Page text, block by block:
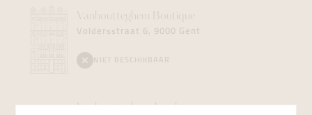
Vanhoutteghem Boutique
Voldersstraat 6, 9000 Gent
NIET BESCHIKBAAR
Vanhoutteghem Jewelry